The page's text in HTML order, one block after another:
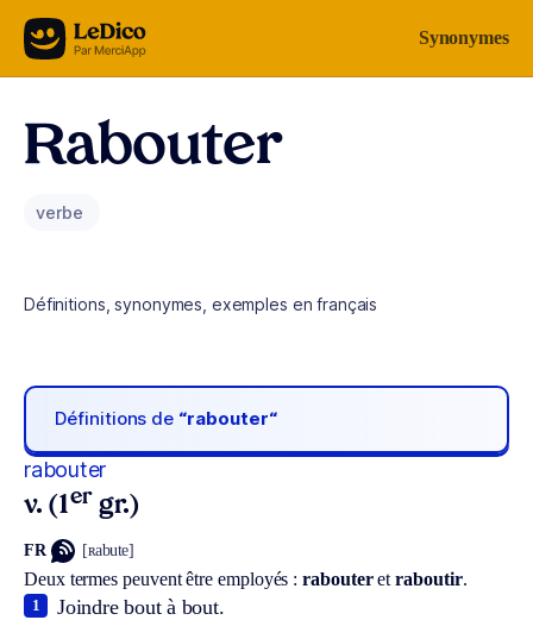
Aller au contenu Synonymes
Rabouter
verbe
Définitions, synonymes, exemples en français
Définitions de “rabouter“
rabouter
v. (1er gr.)
FR [ʀabute]
Deux termes peuvent être employés :rabouteretraboutir.
Joindre bout à bout.
1